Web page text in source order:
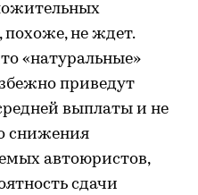
не ждет.
«натуральные»
приведут
выплаты и не
снижения
автоюристов,
сдачи